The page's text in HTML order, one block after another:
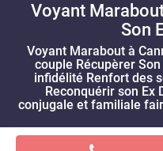
Voyant
Son
Voyant Marabout à
couple Récupèrer
infidélité Renfort des
Reconquérir son Ex
conjugale et familiale